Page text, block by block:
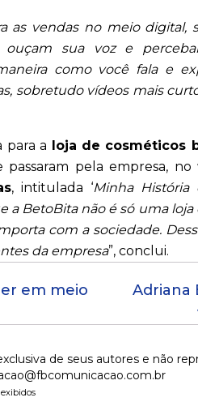
as vendas no meio
ouçam sua voz e
como você fala e
sobretudo vídeos mais
para a loja de cosméticos
passaram pela empresa, no
, intitulada ‘Minha
a BetoBita não é só uma
com a sociedade.
da empresa”, conclui.
em meio
Adriana
de seus autores e não